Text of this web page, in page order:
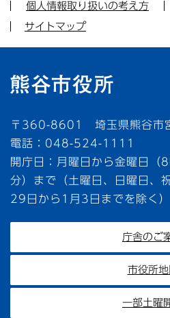
個人情報取り扱いの考え方
サイトマップ
〒360-8601 埼玉県熊谷市
電話：048-524-1111
開庁日：月曜日から金曜日
分）まで（土曜日、日曜日、
29日から1月3日までを除く）
庁舎のご
市役所地
一部土曜